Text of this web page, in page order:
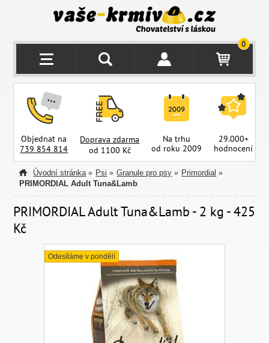
0
Objednat na
739 854 814
Doprava zdarma
od 1100 Kč
Na trhu
od roku 2009
29.000+
hodnocení
Úvodní stránka » Psi » Granule pro psy » Primordial »
PRIMORDIAL Adult Tuna&Lamb
PRIMORDIAL Adult Tuna&Lamb - 2 kg - 425
Kč
Odesíláme v pondělí